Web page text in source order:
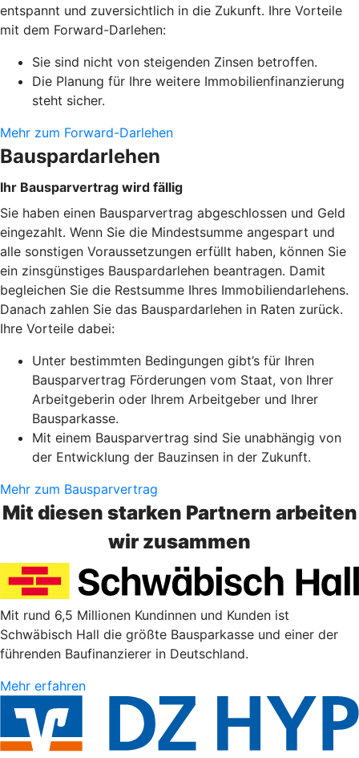
entspannt und zuversichtlich in die Zukunft. Ihre Vorteile
mit dem Forward-Darlehen:
Sie sind nicht von steigenden Zinsen betroffen.
Die Planung für Ihre weitere Immobilienfinanzierung
steht sicher.
Mehr zum Forward-Darlehen
Bauspardarlehen
Ihr Bausparvertrag wird fällig
Sie haben einen Bausparvertrag abgeschlossen und Geld
eingezahlt. Wenn Sie die Mindestsumme angespart und
alle sonstigen Voraussetzungen erfüllt haben, können Sie
ein zinsgünstiges Bauspardarlehen beantragen. Damit
begleichen Sie die Restsumme Ihres Immobiliendarlehens.
Danach zahlen Sie das Bauspardarlehen in Raten zurück.
Ihre Vorteile dabei:
Unter bestimmten Bedingungen gibt’s für Ihren
Bausparvertrag Förderungen vom Staat, von Ihrer
Arbeitgeberin oder Ihrem Arbeitgeber und Ihrer
Bausparkasse.
Mit einem Bausparvertrag sind Sie unabhängig von
der Entwicklung der Bauzinsen in der Zukunft.
Mehr zum Bausparvertrag
Mit diesen starken Partnern arbeiten
wir zusammen
Mit rund 6,5 Millionen Kundinnen und Kunden ist
Schwäbisch Hall die größte Bausparkasse und einer der
führenden Baufinanzierer in Deutschland.
Mehr erfahren